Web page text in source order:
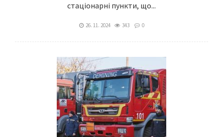
стаціонарні пункти, що...
26. 11. 2024 343 0